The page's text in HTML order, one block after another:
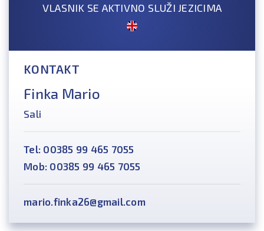
VLASNIK SE AKTIVNO SLUŽI JEZICIMA
KONTAKT
Finka Mario
Sali
Tel: 00385 99 465 7055
Mob: 00385 99 465 7055
mario.finka26@gmail.com